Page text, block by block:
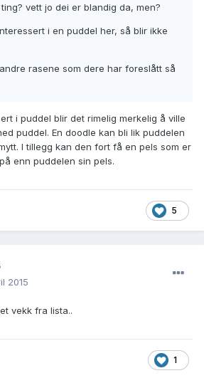
vett jo dei er blandig da, men?
i en puddel her, så blir ikke
rasene som dere har foreslått så
i puddel blir det rimelig merkelig å ville
puddel. En doodle kan bli lik puddelen
I tillegg kan den fort få en pels som er
enn puddelen sin pels.
5
2015
vekk fra lista..
1